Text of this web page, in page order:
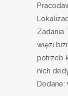
Zadania
więzi
potrzeb
nich
Dodane: